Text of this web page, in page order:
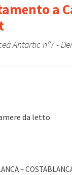
a
Antartic nº7 -
da letto
–